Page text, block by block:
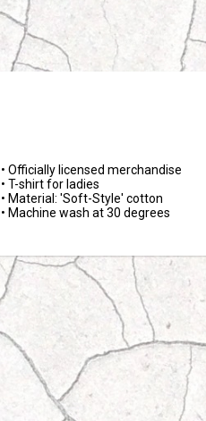
• Officially licensed merchandise
• T-shirt for ladies
• Material: 'Soft-Style' cotton
• Machine wash at 30 degrees